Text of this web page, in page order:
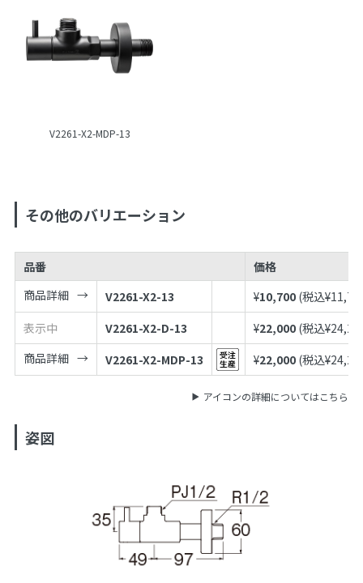
V2261-X2-MDP-13
その他のバリエーション
品番
価格
商品詳細
V2261-X2-13 ¥10,700 (税込¥
表示中
V2261-X2-D-13 ¥22,000 (税込¥
商品詳細
V2261-X2-MDP-13 ¥22,000 (税込¥
アイコンの詳細についてはこちら
姿図